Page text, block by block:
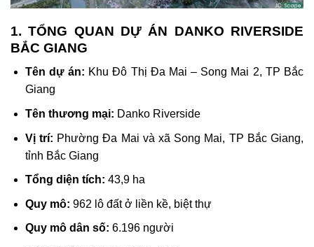
1. TỔNG QUAN DỰ ÁN DANKO RIVERSIDE
BẮC GIANG
Tên dự án: Khu Đô Thị Đa Mai – Song Mai 2, TP Bắc
Giang
Tên thương mại: Danko Riverside
Vị trí: Phường Đa Mai và xã Song Mai, TP Bắc Giang,
tỉnh Bắc Giang
Tổng diện tích: 43,9 ha
Quy mô: 962 lô đất ở liền kề, biệt thự
Quy mô dân số: 6.196 người